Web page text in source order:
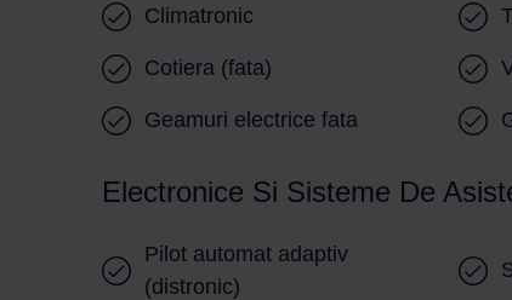
Climatronic
Cotiera (fata)
Geamuri electrice fata
Electronice Si Sisteme De
Pilot automat adaptiv
(distronic)